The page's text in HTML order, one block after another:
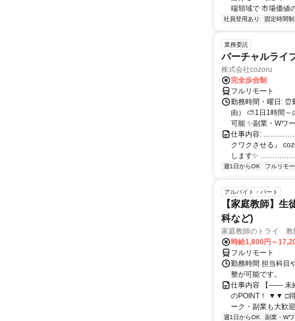
端領域で 市場価値
社員登用あり 固定時間制
業務委託
バーチャルライ
株式会社cozoru
完全歩合制
フルリモート
勤務時間・曜日: ⏰
由） ⛅1日1時間～
可能 ✨副業・Wワ
仕事内容:
クワクさせる』
します✨
週1日からOK フルリモー
アルバイト・パート
【家庭教師】
科など)
家庭教師のトライ 教
時給1,800円～
フルリモート
勤務時間 担当科目
整が可能です。
仕事内容 【―― 未
のPOINT！ ▼▼ □得
ーク・副業も大歓
週1日からOK 副業・W